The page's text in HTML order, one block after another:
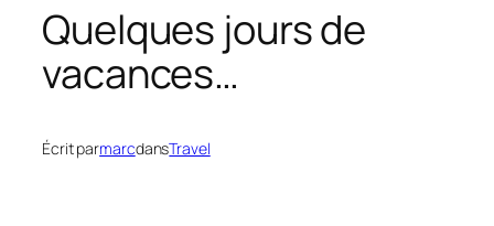
Quelques jours de
vacances…
Écrit parmarcdansTravel